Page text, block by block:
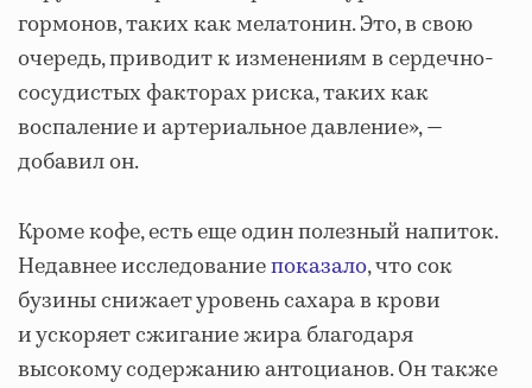
гормонов, таких как мелатонин. Это, в свою
очередь, приводит к изменениям в сердечно-
сосудистых факторах риска, таких как
воспаление и артериальное давление», —
добавил он.
Кроме кофе, есть еще один полезный напиток.
Недавнее исследованиепоказало, что сок
бузины снижает уровень сахара в крови
и ускоряет сжигание жира благодаря
высокому содержанию антоцианов. Он также